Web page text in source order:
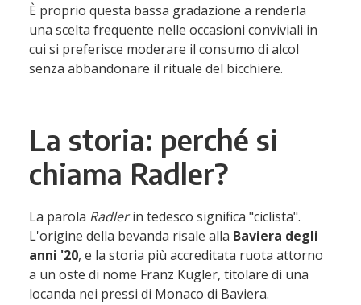
È proprio questa bassa gradazione a renderla
una scelta frequente nelle occasioni conviviali in
cui si preferisce moderare il consumo di alcol
senza abbandonare il rituale del bicchiere.
La storia: perché si
chiama Radler?
La parola Radlerin tedesco significa "ciclista".
L'origine della bevanda risale alla Baviera degli
anni '20, e la storia più accreditata ruota attorno
a un oste di nome Franz Kugler, titolare di una
locanda nei pressi di Monaco di Baviera.